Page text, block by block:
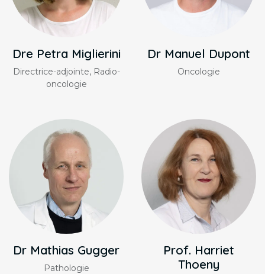
Dre Petra Miglierini
Directrice-adjointe, Radio-
oncologie
Dr Manuel Dupont
Oncologie
Dr Mathias Gugger
Pathologie
Prof. Harriet
Thoeny